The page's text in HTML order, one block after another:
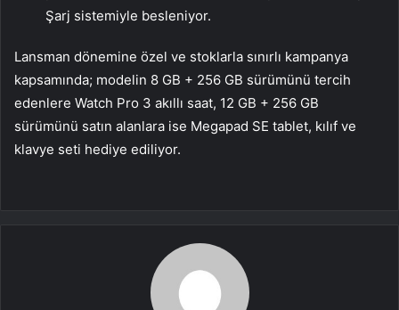
Şarj sistemiyle besleniyor.
Lansman dönemine özel ve stoklarla sınırlı kampanya
kapsamında; modelin 8 GB + 256 GB sürümünü tercih
edenlere Watch Pro 3 akıllı saat, 12 GB + 256 GB
sürümünü satın alanlara ise Megapad SE tablet, kılıf ve
klavye seti hediye ediliyor.